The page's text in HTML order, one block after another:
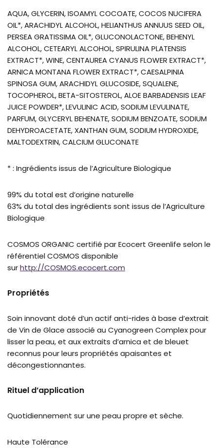
AQUA, GLYCERIN, ISOAMYL COCOATE, COCOS NUCIFERA
OIL*, ARACHIDYL ALCOHOL, HELIANTHUS ANNUUS SEED OIL,
PERSEA GRATISSIMA OIL*, GLUCONOLACTONE, BEHENYL
ALCOHOL, CETEARYL ALCOHOL, SPIRULINA PLATENSIS
EXTRACT*, WINE, CENTAUREA CYANUS FLOWER EXTRACT*,
ARNICA MONTANA FLOWER EXTRACT*, CAESALPINIA
SPINOSA GUM, ARACHIDYL GLUCOSIDE, SQUALENE,
TOCOPHEROL, BETA-SITOSTEROL, ALOE BARBADENSIS LEAF
JUICE POWDER*, LEVULINIC ACID, SODIUM LEVULINATE,
PARFUM, GLYCERYL BEHENATE, SODIUM BENZOATE, SODIUM
DEHYDROACETATE, XANTHAN GUM, SODIUM HYDROXIDE,
MALTODEXTRIN, CALCIUM GLUCONATE
* : Ingrédients issus de l’Agriculture Biologique
99% du total est d’origine naturelle
63% du total des ingrédients sont issus de l’Agriculture
Biologique
COSMOS ORGANIC certifié par Ecocert Greenlife selon le
référentiel COSMOS disponible
surhttp://COSMOS.ecocert.com
Propriétés
Soin innovant doté d’un actif anti-rides à base d’extrait
de Vin de Glace associé au Cyanogreen Complex pour
lisser la peau, et aux extraits d’arnica et de bleuet
reconnus pour leurs propriétés apaisantes et
décongestionnantes.
Rituel d’application
Quotidiennement sur une peau propre et sèche.
Haute Tolérance